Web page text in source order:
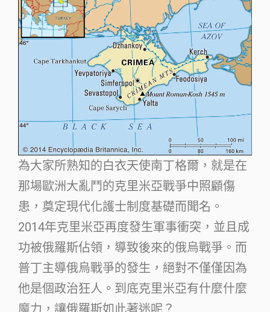
為大家所熟知的白衣天使南丁格爾，就是在
那場歐洲大亂鬥的克里米亞戰爭中照顧傷
患，奠定現代化護士制度基礎而聞名。
2014年克里米亞再度發生軍事衝突，並且成
功被俄羅斯佔領，導致後來的俄烏戰爭。而
普丁主導俄烏戰爭的發生，絕對不僅僅因為
他是個政治狂人。到底克里米亞有什麼什麼
魔力，讓俄羅斯如此著迷呢？